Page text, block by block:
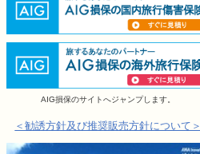
AIG損保のサイトへジャンプします。
＜勧誘方針及び推奨販売方針について＞